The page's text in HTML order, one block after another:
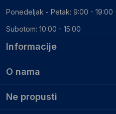
Informacije
O nama
Ne propusti
Ponedeljak - Petak: 9:00 - 19:00
Subotom: 10:00 - 15:00